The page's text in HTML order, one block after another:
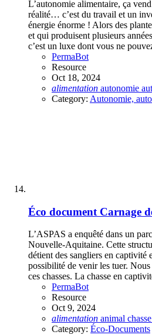
L’autonomie alimentaire, ça
réalité… c’est du travail et un
énergie énorme ! Alors des
et qui produisent plusieurs
c’est un luxe dont vous ne
PermaBot
Resource
Oct 18, 2024
alimentation autonomie
Category: Autonomie,
Éco document Carnage
L’ASPAS a enquêté dans un
Nouvelle-Aquitaine. Cette
détient des sangliers en captivité
possibilité de venir les tuer.
ces chasses. La chasse en
PermaBot
Resource
Oct 9, 2024
alimentation animal chasse
Category: Éco-Documents